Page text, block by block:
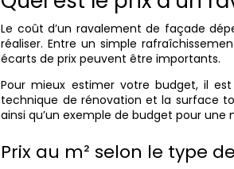
Le coût d’un ravalement de façade
réaliser. Entre un simple
écarts de prix peuvent être importants.
Pour mieux estimer votre budget, il
technique de rénovation et la surface
ainsi qu’un exemple de budget pour une
Prix au m² selon le type